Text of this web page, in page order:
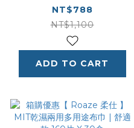
Roaze柔仕】含蓋純
水濕紙巾80抽3包 +
感統軟積木43p (附收
納箱)
NT$788
NT$1,100
ADD TO CART